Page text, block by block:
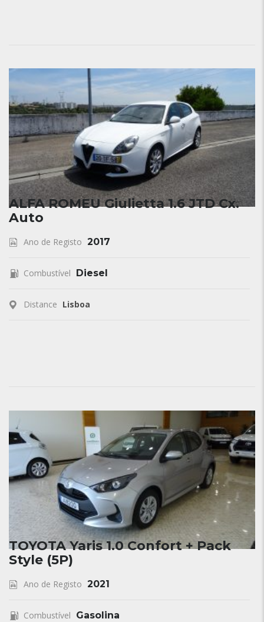
ALFA ROMEU Giulietta 1.6 JTD Cx.
Auto
Ano de Registo 2017
Combustível Diesel
Distance Lisboa
TOYOTA Yaris 1.0 Confort + Pack
Style (5P)
Ano de Registo 2021
Combustível Gasolina